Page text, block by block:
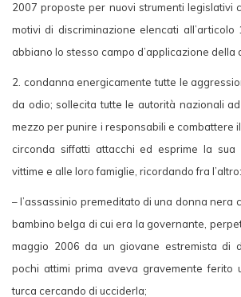
2007 proposte per nuovi strumenti legislativi
motivi di discriminazione elencati
abbiano lo stesso campo d’applicazione della
2. condanna energicamente tutte le
da odio; sollecita tutte le autorità nazionali
mezzo per punire i responsabili e combattere
circonda siffatti attacchi ed esprime la
vittime e alle loro famiglie, ricordando fra l’altro:
– l’assassinio premeditato di una donna nera
bambino belga di cui era la governante,
maggio 2006 da un giovane estremista di
pochi attimi prima aveva gravemente ferito
turca cercando di ucciderla;